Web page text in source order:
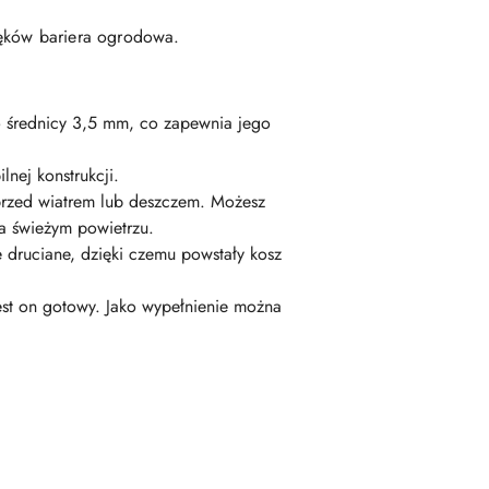
bariera ogrodowa.
średnicy 3,5 mm, co zapewnia jego
konstrukcji.
wiatrem lub deszczem. Możesz
świeżym powietrzu.
dzięki czemu powstały kosz
on gotowy. Jako wypełnienie można